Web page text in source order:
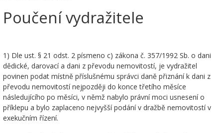
Poučení vydražitele
1) Dle ust. § 21 odst. 2 písmeno c) zákona č. 357/1992 Sb. o dani
dědické, darovací a dani z převodu nemovitostí, je vydražitel
povinen podat místně příslušnému správci daně přiznání k dani z
převodu nemovitostí nejpozději do konce třetího měsíce
následujícího po měsíci, v němž nabylo právní moci usnesení o
příklepu a bylo zaplaceno nejvyšší podání v dražbě nemovitostí v
exekučním řízení.